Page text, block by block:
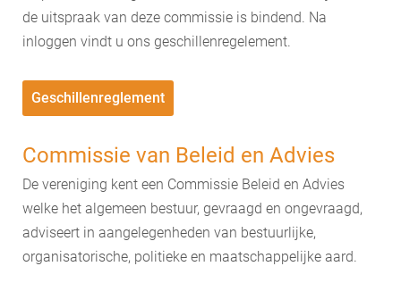
de uitspraak van deze commissie is bindend. Na
inloggen vindt u ons geschillenregelement.
Geschillenreglement
Commissie van Beleid en Advies
De vereniging kent een Commissie Beleid en Advies
welke het algemeen bestuur, gevraagd en ongevraagd,
adviseert in aangelegenheden van bestuurlijke,
organisatorische, politieke en maatschappelijke aard.